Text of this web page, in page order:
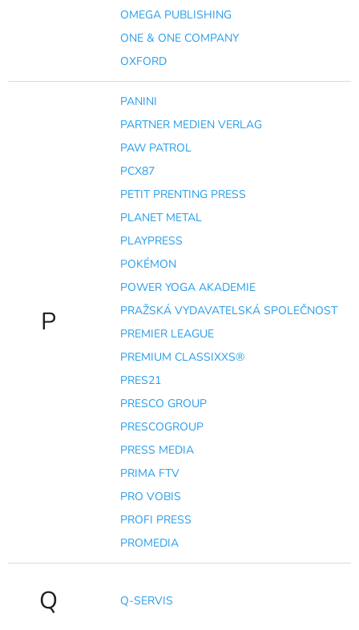
OMEGA PUBLISHING
ONE & ONE COMPANY
OXFORD
P
PANINI
PARTNER MEDIEN VERLAG
PAW PATROL
PCX87
PETIT PRENTING PRESS
PLANET METAL
PLAYPRESS
POKÉMON
POWER YOGA AKADEMIE
PRAŽSKÁ VYDAVATELSKÁ SPOLEČNOST
PREMIER LEAGUE
PREMIUM CLASSIXXS®
PRES21
PRESCO GROUP
PRESCOGROUP
PRESS MEDIA
PRIMA FTV
PRO VOBIS
PROFI PRESS
PROMEDIA
Q Q-SERVIS